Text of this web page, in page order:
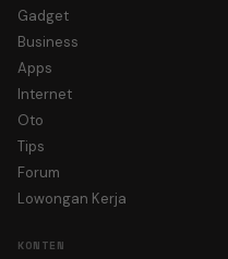
Gadget
Business
Apps
Internet
Oto
Tips
Forum
Lowongan Kerja
KONTEN